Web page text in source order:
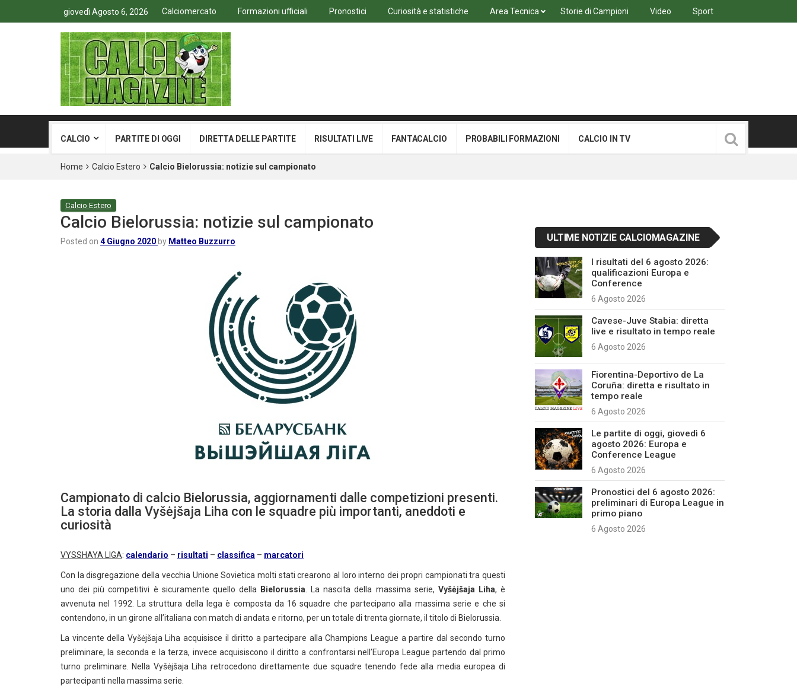
giovedì Agosto 6, 2026 Calciomercato Formazioni ufficiali Pronostici Curiosità e statistiche Area Tecnica Storie di Campioni Video Sport
CALCIO PARTITE DI OGGI DIRETTA DELLE PARTITE RISULTATI LIVE FANTACALCIO PROBABILI FORMAZIONI CALCIO IN TV
Home Calcio Estero Calcio Bielorussia: notizie sul campionato
Calcio Estero
Calcio Bielorussia: notizie sul campionato
Posted on 4 Giugno 2020 by Matteo Buzzurro
Campionato di calcio Bielorussia, aggiornamenti dalle competizioni presenti.
La storia dalla Vyšėjšaja Liha con le squadre più importanti, aneddoti e
curiosità
VYSSHAYA LIGA: calendario – risultati – classifica – marcatori
Con la disgregazione della vecchia Unione Sovietica molti stati crearono al loro interno dei propri campionati tra questi
uno dei più competitivi è sicuramente quello della
Bielorussia . La nascita della massima serie, Vyšėjšaja Liha, è
avvenuta nel 1992. La struttura della lega è composta da 16 squadre che partecipano alla massima serie e che si
contendono, in un girone all’italiana con match di andata e ritorno, per un totale di trenta giornate, il titolo di Bielorussia.
La vincente della Vyšėjšaja Liha acquisisce il diritto a partecipare alla Champions League a partire dal secondo turno
preliminare, la seconda e la terza, invece acquisiscono il diritto a confrontarsi nell’Europa League partendo dal primo
turno preliminare. Nella Vyšėjšaja Liha retrocedono direttamente due squadre tenendo fede alla media europea di
partecipanti nella massima serie.
ULTIME NOTIZIE CALCIOMAGAZINE
I risultati del 6 agosto 2026:
qualificazioni Europa e
Conference
6 Agosto 2026
Cavese-Juve Stabia: diretta
live e risultato in tempo reale
6 Agosto 2026
Fiorentina-Deportivo de La
Coruña: diretta e risultato in
tempo reale
6 Agosto 2026
Le partite di oggi, giovedì 6
agosto 2026: Europa e
Conference League
6 Agosto 2026
Pronostici del 6 agosto 2026:
preliminari di Europa League in
primo piano
6 Agosto 2026